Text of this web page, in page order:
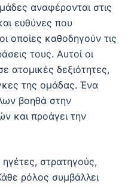
αναφέρονται στις
ευθύνες που
οποίες καθοδηγούν τις
τους. Αυτοί οι
ατομικές δεξιότητες,
της ομάδας. Ένα
βοηθά στην
και προάγει την
στρατηγούς,
ρόλος συμβάλλει